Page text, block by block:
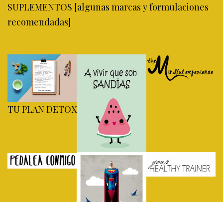
SUPLEMENTOS [algunas marcas y formulaciones
recomendadas]
TU PLAN DETOX